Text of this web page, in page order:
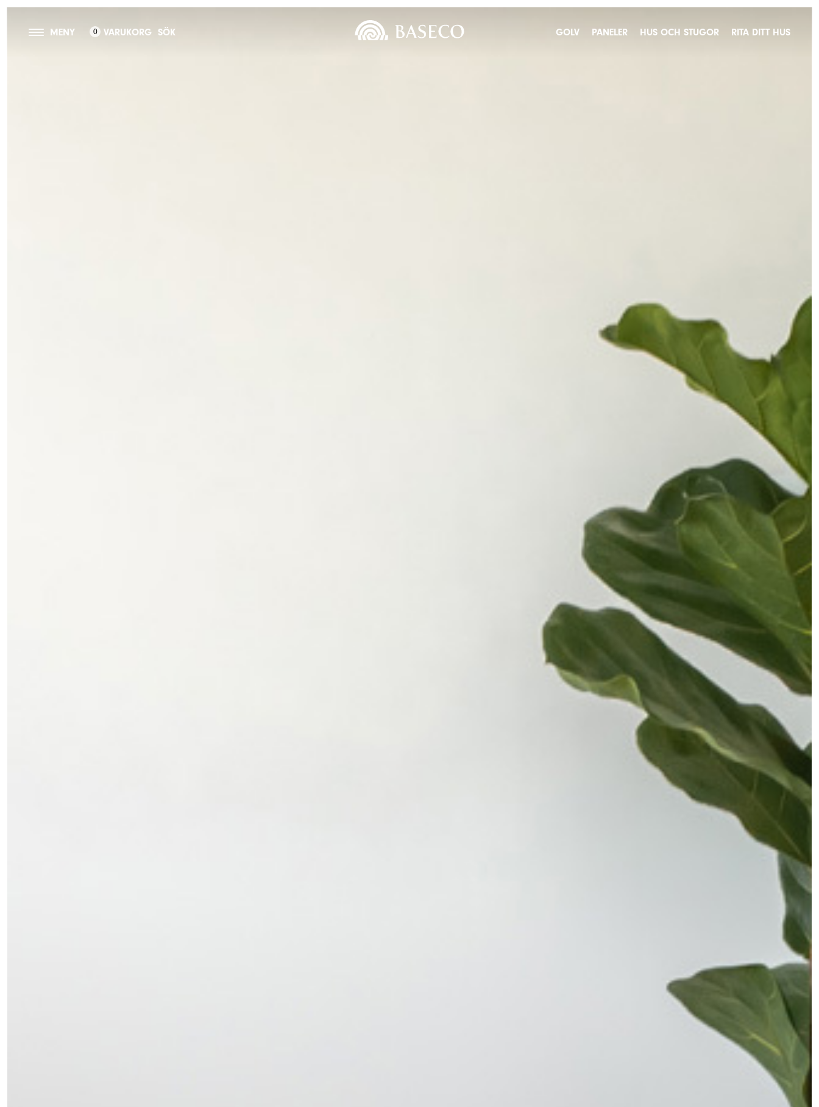
MENY 0 VARUKORG SÖK GOLV PANELER HUS OCH STUGOR RITA DITT HUS